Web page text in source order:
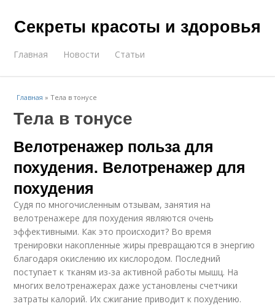
Секреты красоты и здоровья
Главная Новости Статьи
Главная »Тела в тонусе
Тела в тонусе
Велотренажер польза для
похудения. Велотренажер для
похудения
Судя по многочисленным отзывам, занятия на
велотренажере для похудения являются очень
эффективными. Как это происходит? Во время
тренировки накопленные жиры превращаются в энергию
благодаря окислению их кислородом. Последний
поступает к тканям из-за активной работы мышц. На
многих велотренажерах даже установлены счетчики
затраты калорий. Их сжигание приводит к похудению.